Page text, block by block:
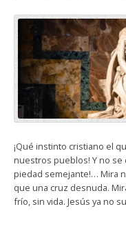
¡Qué instinto cristiano el
nuestros pueblos! Y no se
piedad semejante!… Mira
que una cruz desnuda.
frío, sin vida. Jesús ya no